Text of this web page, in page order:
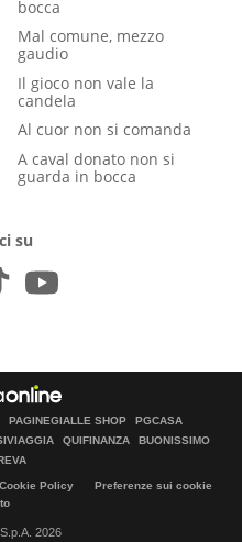
bocca
Mal comune, mezzo
gaudio
Il gioco non vale la
candela
Al cuor non si comanda
A caval donato non si
guarda in bocca
su
PAGINEGIALLE SHOP
PGCASA
QUIFINANZA
BUONISSIMO
Cookie Policy
Preferenze sui cookie
2026